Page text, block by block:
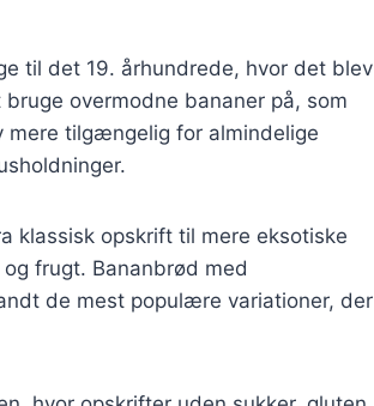
til det 19. århundrede, hvor det blev
overmodne bananer på, som
mere tilgængelig for almindelige
klassisk opskrift til mere eksotiske
frugt. Bananbrød med
de mest populære variationer, der